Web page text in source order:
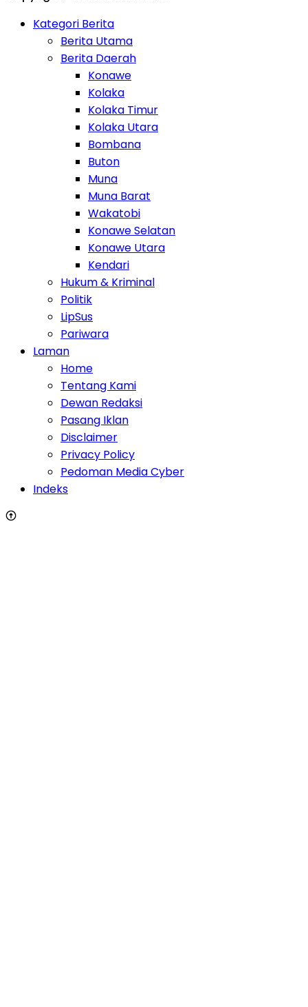
Kategori Berita
Berita Utama
Berita Daerah
Konawe
Kolaka
Kolaka Timur
Kolaka Utara
Bombana
Buton
Muna
Muna Barat
Wakatobi
Konawe Selatan
Konawe Utara
Kendari
Hukum & Kriminal
Politik
LipSus
Pariwara
Laman
Home
Tentang Kami
Dewan Redaksi
Pasang Iklan
Disclaimer
Privacy Policy
Pedoman Media Cyber
Indeks